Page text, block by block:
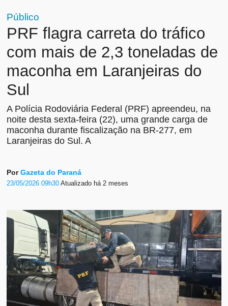
Público
PRF flagra carreta do tráfico
com mais de 2,3 toneladas de
maconha em Laranjeiras do
Sul
A Polícia Rodoviária Federal (PRF) apreendeu, na
noite desta sexta-feira (22), uma grande carga de
maconha durante fiscalização na BR-277, em
Laranjeiras do Sul. A
PorGazeta do Paraná
23/05/2026 09h30Atualizado há 2 meses